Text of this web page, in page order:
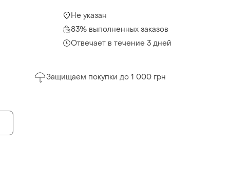
Не указан
83% выполненных заказов
Отвечает в течение 3 дней
Защищаем покупки до 1 000 грн